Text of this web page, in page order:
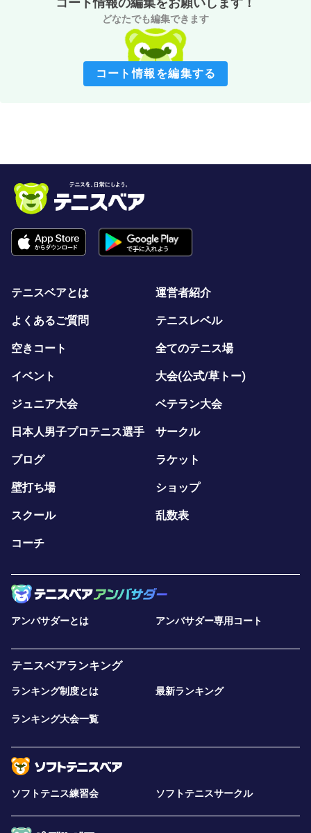
どなたでも編集できます
コート情報を編集する
テニスベアとは 運営者紹介
よくあるご質問 テニスレベル
空きコート 全てのテニス場
イベント 大会(公式/草トー)
ジュニア大会 ベテラン大会
日本人男子プロテニス選手 サークル
ブログ ラケット
壁打ち場 ショップ
スクール 乱数表
コーチ
アンバサダーとは アンバサダー専用コート
テニスベアランキング
ランキング制度とは 最新ランキング
ランキング大会一覧
ソフトテニス練習会 ソフトテニスサークル